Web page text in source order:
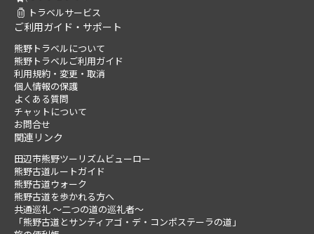
トラベルサービス
ご利用ガイド・サポート
熊野トラベルについて
熊野トラベルご利用ガイド
利用規約・変更・取消
個人情報の保護
よくある質問
チャットについて
お問合せ
関連リンク
田辺市熊野ツーリズムビューロー
熊野古道ルートガイド
熊野古道ウォーク
熊野古道を歩かれる方へ
共通巡礼 ～二つの道の巡礼者～
「熊野古道とサンティアゴ・デ・コンポステーラの道」